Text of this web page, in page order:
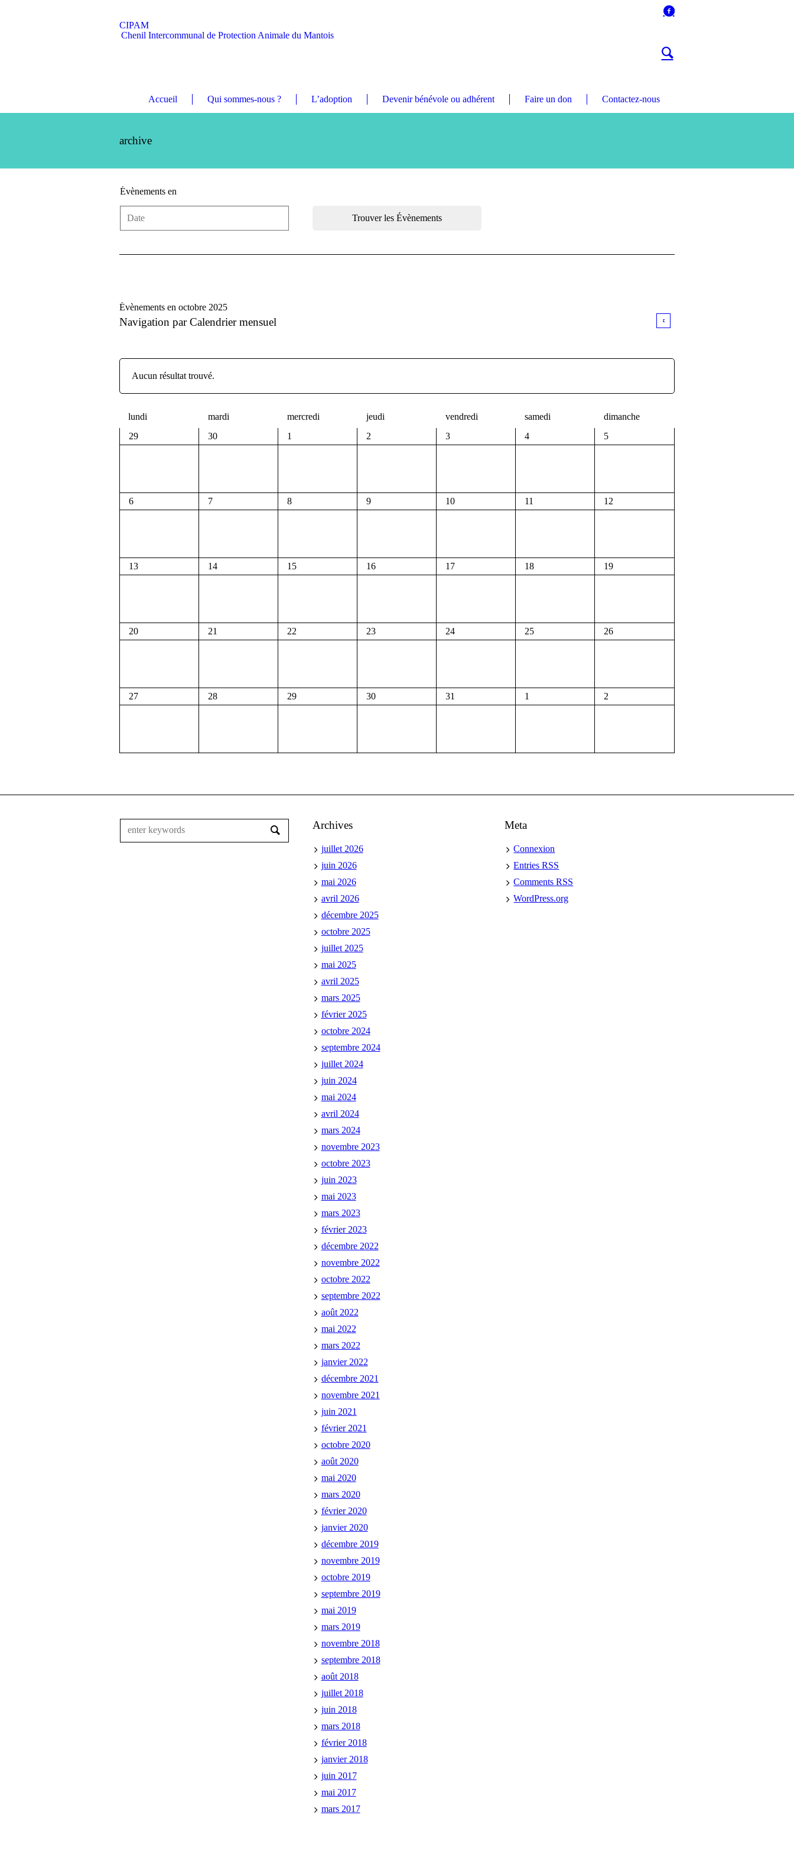
CIPAM
Chenil Intercommunal de Protection Animale du Mantois
Accueil Qui sommes-nous ? L’adoption Devenir bénévole ou adhérent Faire un don Contactez-nous
archive
Évènements en
Évènements en octobre 2025
Navigation par Calendrier mensuel
Aucun résultat trouvé.
lundi mardi mercredi jeudi vendredi samedi
dimanche
29
30 1 2 3 4 5
6 7 8 9 10 11 12
13 14 15 16 17 18 19
20 21 22 23 24 25 26
27 28 29 30 31 1 2
Archives
juillet 2026
juin 2026
mai 2026
avril 2026
décembre 2025
octobre 2025
juillet 2025
mai 2025
avril 2025
mars 2025
février 2025
octobre 2024
septembre 2024
juillet 2024
juin 2024
mai 2024
avril 2024
mars 2024
novembre 2023
octobre 2023
juin 2023
mai 2023
mars 2023
février 2023
décembre 2022
novembre 2022
octobre 2022
septembre 2022
août 2022
mai 2022
mars 2022
janvier 2022
décembre 2021
novembre 2021
juin 2021
février 2021
octobre 2020
août 2020
mai 2020
mars 2020
février 2020
janvier 2020
décembre 2019
novembre 2019
octobre 2019
septembre 2019
mai 2019
mars 2019
novembre 2018
septembre 2018
août 2018
juillet 2018
juin 2018
mars 2018
février 2018
janvier 2018
juin 2017
mai 2017
mars 2017
Meta
Connexion
EntriesRSS
CommentsRSS
WordPress.org